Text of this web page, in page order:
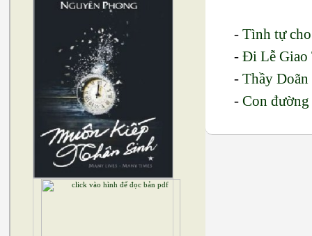
-Tình tự
-Đi Lễ Giao
-Thầy
-Con